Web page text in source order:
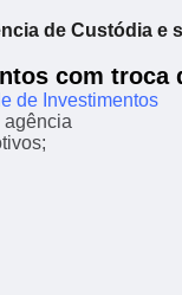
de Custódia
com troca
de Investimentos
agência